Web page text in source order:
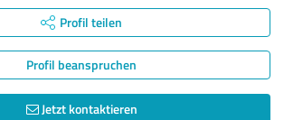
Profil teilen
Profil beanspruchen
Jetzt kontaktieren